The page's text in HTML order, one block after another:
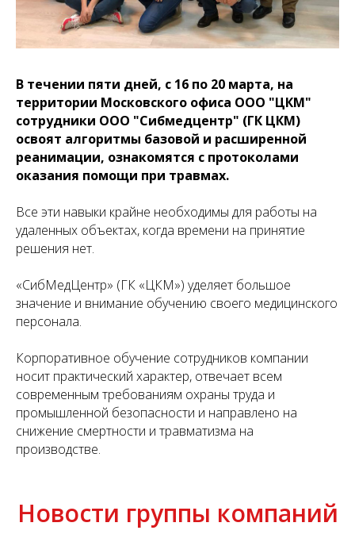
В течении пяти дней, с 16 по 20 марта, на
территории Московского офиса ООО "ЦКМ"
сотрудники ООО "Сибмедцентр" (ГК ЦКМ)
освоят алгоритмы базовой и расширенной
реанимации, ознакомятся с протоколами
оказания помощи при травмах.
Все эти навыки крайне необходимы для работы на
удаленных объектах, когда времени на принятие
решения нет.
«СибМедЦентр» (ГК «ЦКМ») уделяет большое
значение и внимание обучению своего медицинского
персонала.
Корпоративное обучение сотрудников компании
носит практический характер, отвечает всем
современным требованиям охраны труда и
промышленной безопасности и направлено на
снижение смертности и травматизма на
производстве.
Новости группы компаний